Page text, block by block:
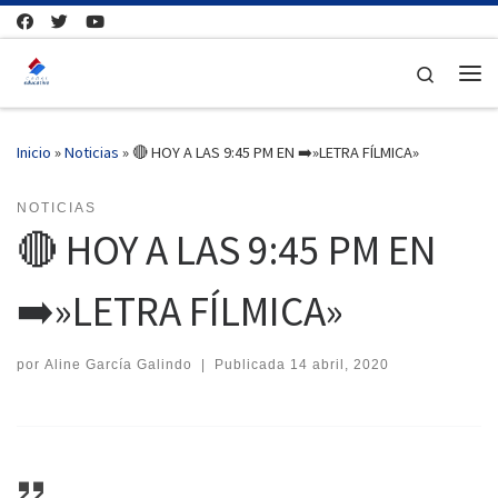
Saltar al contenido
Search
Inicio »Noticias » 🔴 HOY A LAS 9:45 PM EN ➡️»LETRA FÍLMICA»
NOTICIAS
🔴 HOY A LAS 9:45 PM EN
➡️»LETRA FÍLMICA»
por Aline García Galindo | Publicada 14 abril, 2020